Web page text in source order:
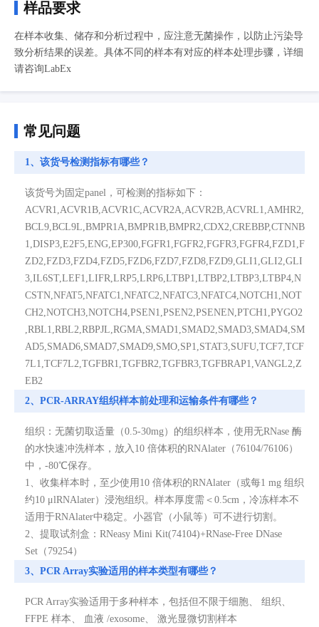
样品要求
在样本收集、储存和分析过程中，应注意无菌操作，以防止污染导
致分析结果的误差。具体不同的样本有对应的样本处理步骤，详细
请咨询LabEx
常见问题
1、该货号检测指标有哪些？
该货号为固定panel，可检测的指标如下：
ACVR1,ACVR1B,ACVR1C,ACVR2A,ACVR2B,ACVRL1,AMHR2,
BCL9,BCL9L,BMPR1A,BMPR1B,BMPR2,CDX2,CREBBP,CTNNB
1,DISP3,E2F5,ENG,EP300,FGFR1,FGFR2,FGFR3,FGFR4,FZD1,F
ZD2,FZD3,FZD4,FZD5,FZD6,FZD7,FZD8,FZD9,GLI1,GLI2,GLI
3,IL6ST,LEF1,LIFR,LRP5,LRP6,LTBP1,LTBP2,LTBP3,LTBP4,N
CSTN,NFAT5,NFATC1,NFATC2,NFATC3,NFATC4,NOTCH1,NOT
CH2,NOTCH3,NOTCH4,PSEN1,PSEN2,PSENEN,PTCH1,PYGO2
,RBL1,RBL2,RBPJL,RGMA,SMAD1,SMAD2,SMAD3,SMAD4,SM
AD5,SMAD6,SMAD7,SMAD9,SMO,SP1,STAT3,SUFU,TCF7,TCF
7L1,TCF7L2,TGFBR1,TGFBR2,TGFBR3,TGFBRAP1,VANGL2,Z
EB2
2、PCR-ARRAY组织样本前处理和运输条件有哪些？
组织：无菌切取适量（0.5-30mg）的组织样本，使用无RNase 酶
的水快速冲洗样本，放入10 倍体积的RNAlater（76104/76106）
中，-80℃保存。
1、收集样本时，至少使用10 倍体积的RNAlater（或每1 mg 组织
约10 μlRNAlater）浸泡组织。样本厚度需＜0.5cm，冷冻样本不
适用于RNAlater中稳定。小器官（小鼠等）可不进行切割。
2、提取试剂盒：RNeasy Mini Kit(74104)+RNase-Free DNase
Set（79254）
3、PCR Array实验适用的样本类型有哪些？
PCR Array实验适用于多种样本，包括但不限于细胞、 组织、
FFPE 样本、 血液 /exosome、 激光显微切割样本